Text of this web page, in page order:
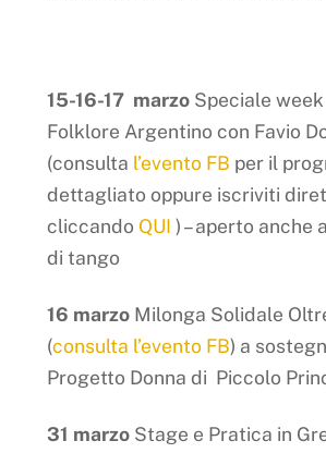
15-16-17 marzoSpeciale week
Folklore Argentino con Favio
(consulta l’evento FB per il
dettagliato oppure iscriviti
cliccando QUI ) – aperto anche
di tango
16 marzoMilonga Solidale
(consulta l’evento FB) a
Progetto Donna di Piccolo
31 marzoStage e Pratica in